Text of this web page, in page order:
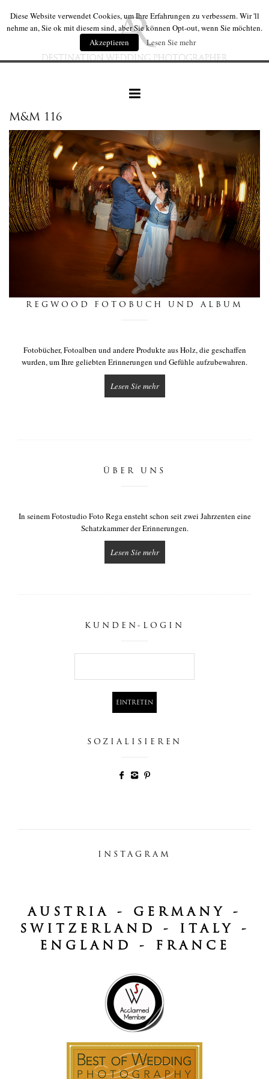
hochzeiten
hochzeit produkte
wir
nachrichten
M&M 116
REGWOOD FOTOBUCH UND ALBUM
Fotobücher, Fotoalben und andere Produkte aus Holz, die geschaffen
wurden, um Ihre geliebten Erinnerungen und Gefühle aufzubewahren.
Lesen Sie mehr
ÜBER UNS
In seinem Fotostudio Foto Rega ensteht schon seit zwei Jahrzenten eine
Schatzkammer der Erinnerungen.
Lesen Sie mehr
KUNDEN-LOGIN
SOZIALISIEREN
INSTAGRAM
AUSTRIA - GERMANY -
SWITZERLAND - ITALY -
ENGLAND - FRANCE
Diese Website verwendet Cookies, um Ihre Erfahrungen zu verbessern. Wir 'll
nehme an, Sie ok mit diesem sind, aber Sie können Opt-out, wenn Sie möchten.
Akzeptieren
Lesen Sie mehr